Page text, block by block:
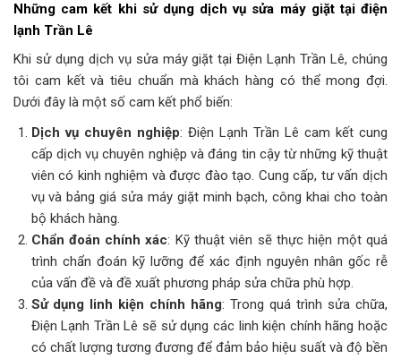
Những cam kết khi sử dụng dịch vụ sửa máy giặt tại điện
lạnh Trần Lê
Khi sử dụng dịch vụ sửa máy giặt tại Điện Lạnh Trần Lê, chúng
tôi cam kết và tiêu chuẩn mà khách hàng có thể mong đợi.
Dưới đây là một số cam kết phổ biến:
Dịch vụ chuyên nghiệp: Điện Lạnh Trần Lê cam kết cung
cấp dịch vụ chuyên nghiệp và đáng tin cậy từ những kỹ thuật
viên có kinh nghiệm và được đào tạo. Cung cấp, tư vấn dịch
vụ và bảng giá sửa máy giặt minh bạch, công khai cho toàn
bộ khách hàng.
Chẩn đoán chính xác: Kỹ thuật viên sẽ thực hiện một quá
trình chẩn đoán kỹ lưỡng để xác định nguyên nhân gốc rễ
của vấn đề và đề xuất phương pháp sửa chữa phù hợp.
Sử dụng linh kiện chính hãng: Trong quá trình sửa chữa,
Điện Lạnh Trần Lê sẽ sử dụng các linh kiện chính hãng hoặc
có chất lượng tương đương để đảm bảo hiệu suất và độ bền